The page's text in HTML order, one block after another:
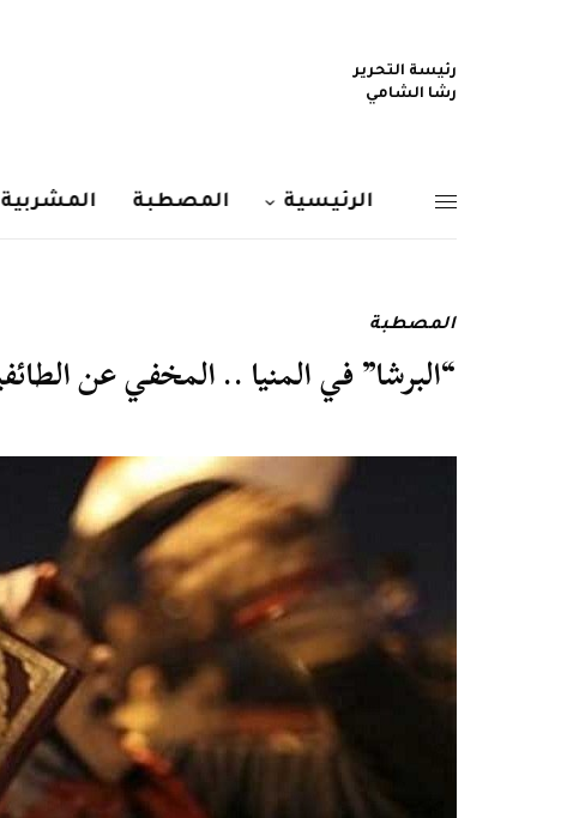
رئيسة التحرير
رشا الشامي
الرئيسية المصطبة المشربية
المصطبة
“البرشا” في المنيا .. المخفي عن